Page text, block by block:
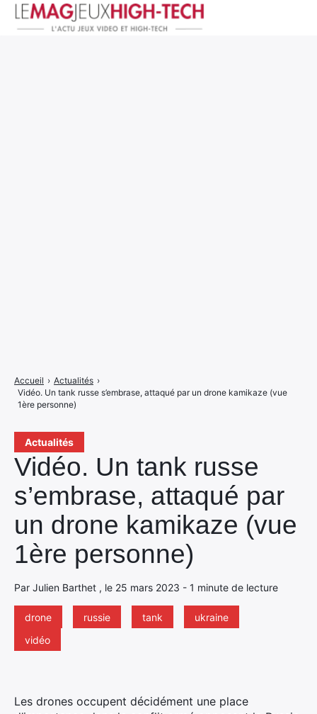
Actualités
Vidéo. Un tank russe
s’embrase, attaqué par
un drone kamikaze (vue
1ère personne)
Par Julien Barthet , le 25 mars 2023 - 1 minute de lecture
drone russie tank
ukraine
vidéo
Accueil › Actualités ›
Vidéo. Un tank russe s’embrase, attaqué par un drone kamikaze (vue
1ère personne)
Les drones occupent décidément une place